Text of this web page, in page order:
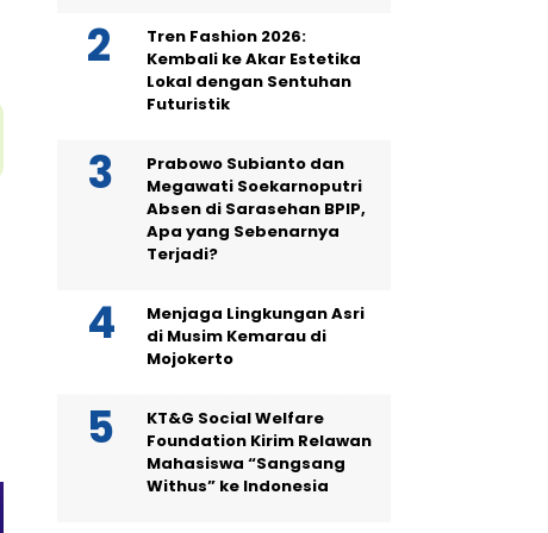
Tren Fashion 2026:
Kembali ke Akar Estetika
Lokal dengan Sentuhan
Futuristik
Prabowo Subianto dan
Megawati Soekarnoputri
Absen di Sarasehan BPIP,
Apa yang Sebenarnya
Terjadi?
Menjaga Lingkungan Asri
di Musim Kemarau di
Mojokerto
KT&G Social Welfare
Foundation Kirim Relawan
Mahasiswa “Sangsang
Withus” ke Indonesia